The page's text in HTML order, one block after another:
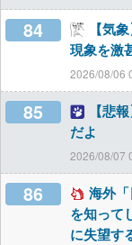
84
【気
現象を激
2026/08/06
85
【悲
だよ
2026/08/07
86
海外
を知って
に失望す